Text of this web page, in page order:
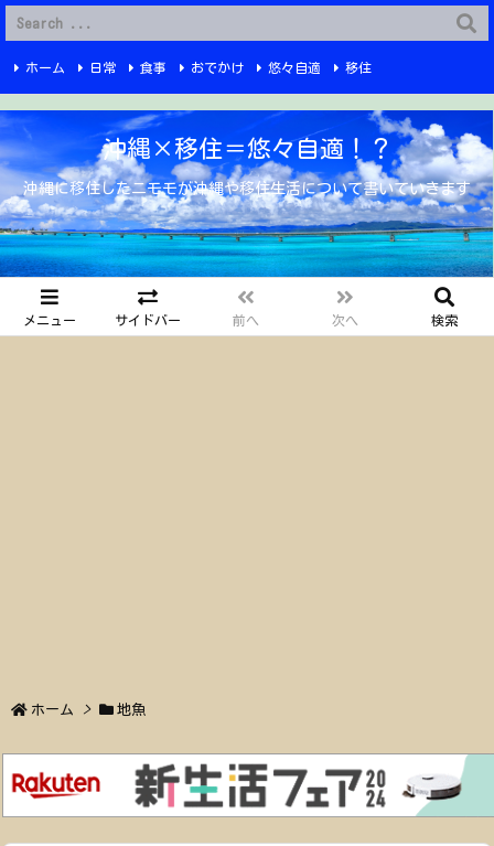
G-6Q4XPRWKWX
沖縄×移住＝悠々自適！？
沖縄に移住したニモモが沖縄や移住生活について書いていきます
メニュー サイドバー 前へ 次へ 検索
ホーム 日常 食事 おでかけ 悠々自適 移住
プライバシーポリシー YouTube
ホーム > 地魚